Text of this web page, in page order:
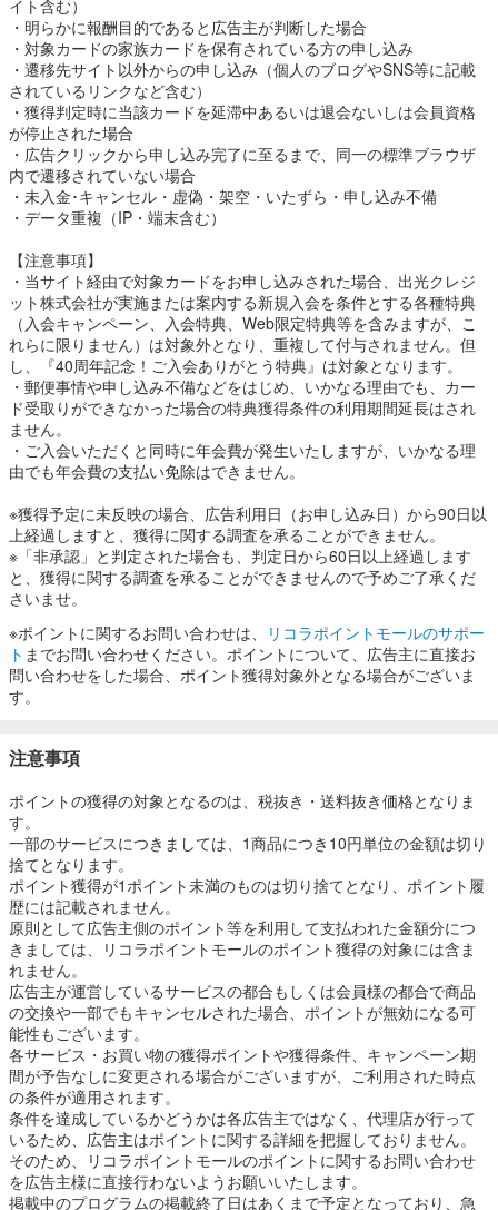
イト含む）
・明らかに報酬目的であると広告主が判断した場合
・対象カードの家族カードを保有されている方の申し込み
・遷移先サイト以外からの申し込み（個人のブログやSNS等に記載
されているリンクなど含む）
・獲得判定時に当該カードを延滞中あるいは退会ないしは会員資格
が停止された場合
・広告クリックから申し込み完了に至るまで、同一の標準ブラウザ
内で遷移されていない場合
・未入金･キャンセル・虚偽・架空・いたずら・申し込み不備
・データ重複（IP・端末含む）
【注意事項】
・当サイト経由で対象カードをお申し込みされた場合、出光クレジ
ット株式会社が実施または案内する新規入会を条件とする各種特典
（入会キャンペーン、入会特典、Web限定特典等を含みますが、こ
れらに限りません）は対象外となり、重複して付与されません。但
し、『40周年記念！ご入会ありがとう特典』は対象となります。
・郵便事情や申し込み不備などをはじめ、いかなる理由でも、カー
ド受取りができなかった場合の特典獲得条件の利用期間延長はされ
ません。
・ご入会いただくと同時に年会費が発生いたしますが、いかなる理
由でも年会費の支払い免除はできません。
※獲得予定に未反映の場合、広告利用日（お申し込み日）から90日以
上経過しますと、獲得に関する調査を承ることができません。
※「非承認」と判定された場合も、判定日から60日以上経過します
と、獲得に関する調査を承ることができませんので予めご了承くだ
さいませ。
※ポイントに関するお問い合わせは、
リコラポイントモールのサポー
ト までお問い合わせください。ポイントについて、広告主に直接お
問い合わせをした場合、ポイント獲得対象外となる場合がございま
す。
注意事項
ポイントの獲得の対象となるのは、税抜き・送料抜き価格となりま
す。
一部のサービスにつきましては、1商品につき10円単位の金額は切り
捨てとなります。
ポイント獲得が1ポイント未満のものは切り捨てとなり、ポイント履
歴には記載されません。
原則として広告主側のポイント等を利用して支払われた金額分につ
きましては、リコラポイントモールのポイント獲得の対象には含ま
れません。
広告主が運営しているサービスの都合もしくは会員様の都合で商品
の交換や一部でもキャンセルされた場合、ポイントが無効になる可
能性もございます。
各サービス・お買い物の獲得ポイントや獲得条件、キャンペーン期
間が予告なしに変更される場合がございますが、ご利用された時点
の条件が適用されます。
条件を達成しているかどうかは各広告主ではなく、代理店が行って
いるため、広告主はポイントに関する詳細を把握しておりません。
そのため、リコラポイントモールのポイントに関するお問い合わせ
を広告主様に直接行わないようお願いいたします。
掲載中のプログラムの掲載終了日はあくまで予定となっており、急